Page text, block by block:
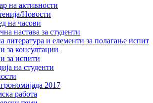
на активности
Новости
на часови
настава за студенти
литература и елементи за полагање испит
за консултации
за испити
на студенти
2017
работа